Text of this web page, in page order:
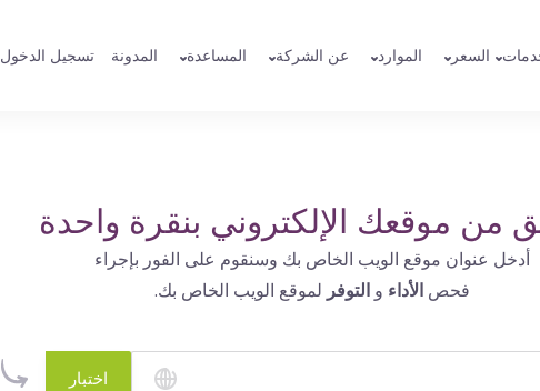
السعر الموارد عن الشركة المساعدة المدونة تسجيل الدخول
من موقعك الإلكتروني بنقرة واحدة
أدخل عنوان موقع الويب الخاص بك وسنقوم على الفور بإجراء
فحص الأداء و التوفر لموقع الويب الخاص بك.
اختبار